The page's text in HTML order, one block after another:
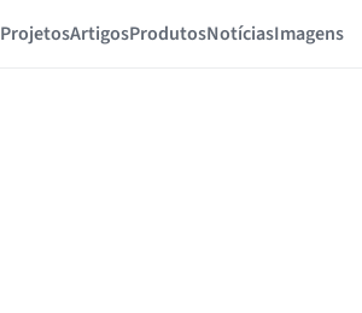
ProjetosArtigosProdutosNotíciasImagens